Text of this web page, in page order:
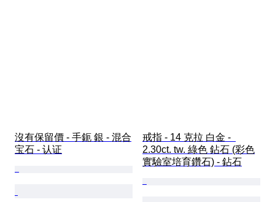
沒有保留價 - 手鈪 銀 - 混合
宝石 - 认证
戒指 - 14 克拉 白金 -
2.30ct. tw. 綠色 鉆石 (彩色
實驗室培育鑽石) - 鉆石